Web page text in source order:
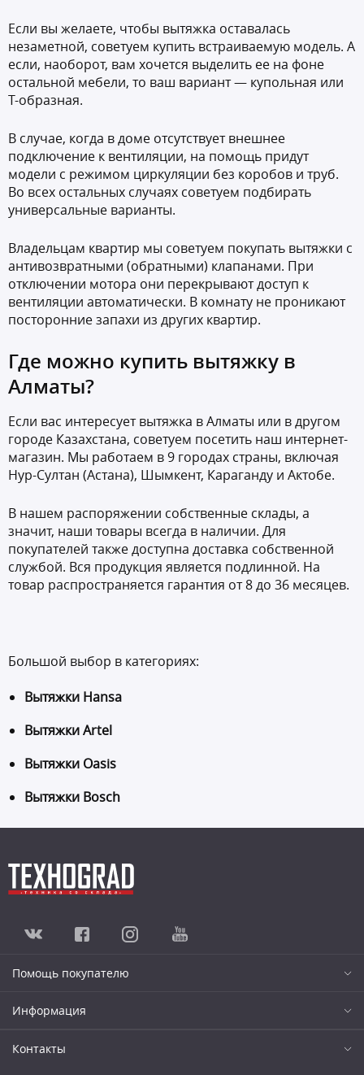
Если вы желаете, чтобы вытяжка оставалась
незаметной, советуем купить встраиваемую модель. А
если, наоборот, вам хочется выделить ее на фоне
остальной мебели, то ваш вариант — купольная или
Т-образная.
В случае, когда в доме отсутствует внешнее
подключение к вентиляции, на помощь придут
модели с режимом циркуляции без коробов и труб.
Во всех остальных случаях советуем подбирать
универсальные варианты.
Владельцам квартир мы советуем покупать вытяжки с
антивозвратными (обратными) клапанами. При
отключении мотора они перекрывают доступ к
вентиляции автоматически. В комнату не проникают
посторонние запахи из других квартир.
Где можно купить вытяжку в
Алматы?
Если вас интересует вытяжка в Алматы или в другом
городе Казахстана, советуем посетить наш интернет-
магазин. Мы работаем в 9 городах страны, включая
Нур-Султан (Астана), Шымкент, Караганду и Актобе.
В нашем распоряжении собственные склады, а
значит, наши товары всегда в наличии. Для
покупателей также доступна доставка собственной
службой. Вся продукция является подлинной. На
товар распространяется гарантия от 8 до 36 месяцев.
Большой выбор в категориях:
Вытяжки Hansa
Вытяжки Artel
Вытяжки Oasis
Вытяжки Bosch
Помощь покупателю
Информация
Контакты